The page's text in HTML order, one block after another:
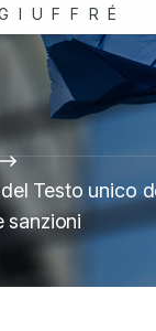
Testo unico
sanzioni